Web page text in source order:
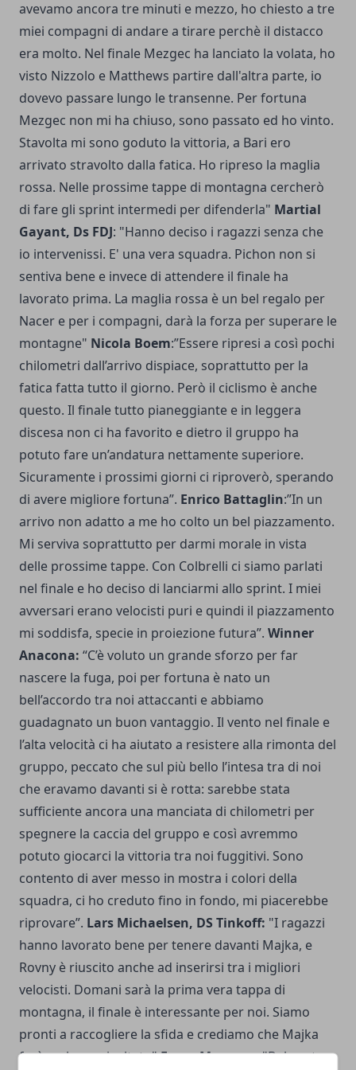
avevamo ancora tre minuti e mezzo, ho chiesto a tre
miei compagni di andare a tirare perchè il distacco
era molto. Nel finale Mezgec ha lanciato la volata, ho
visto Nizzolo e Matthews partire dall'altra parte, io
dovevo passare lungo le transenne. Per fortuna
Mezgec non mi ha chiuso, sono passato ed ho vinto.
Stavolta mi sono goduto la vittoria, a Bari ero
arrivato stravolto dalla fatica. Ho ripreso la maglia
rossa. Nelle prossime tappe di montagna cercherò
di fare gli sprint intermedi per difenderla" Martial
Gayant, Ds FDJ: "Hanno deciso i ragazzi senza che
io intervenissi. E' una vera squadra. Pichon non si
sentiva bene e invece di attendere il finale ha
lavorato prima. La maglia rossa è un bel regalo per
Nacer e per i compagni, darà la forza per superare le
montagne" Nicola Boem:”Essere ripresi a così pochi
chilometri dall’arrivo dispiace, soprattutto per la
fatica fatta tutto il giorno. Però il ciclismo è anche
questo. Il finale tutto pianeggiante e in leggera
discesa non ci ha favorito e dietro il gruppo ha
potuto fare un’andatura nettamente superiore.
Sicuramente i prossimi giorni ci riproverò, sperando
di avere migliore fortuna”. Enrico Battaglin:”In un
arrivo non adatto a me ho colto un bel piazzamento.
Mi serviva soprattutto per darmi morale in vista
delle prossime tappe. Con Colbrelli ci siamo parlati
nel finale e ho deciso di lanciarmi allo sprint. I miei
avversari erano velocisti puri e quindi il piazzamento
mi soddisfa, specie in proiezione futura”. Winner
Anacona: “C’è voluto un grande sforzo per far
nascere la fuga, poi per fortuna è nato un
bell’accordo tra noi attaccanti e abbiamo
guadagnato un buon vantaggio. Il vento nel finale e
l’alta velocità ci ha aiutato a resistere alla rimonta del
gruppo, peccato che sul più bello l’intesa tra di noi
che eravamo davanti si è rotta: sarebbe stata
sufficiente ancora una manciata di chilometri per
spegnere la caccia del gruppo e così avremmo
potuto giocarci la vittoria tra noi fuggitivi. Sono
contento di aver messo in mostra i colori della
squadra, ci ho creduto fino in fondo, mi piacerebbe
riprovare”. Lars Michaelsen, DS Tinkoff: "I ragazzi
hanno lavorato bene per tenere davanti Majka, e
Rovny è riuscito anche ad inserirsi tra i migliori
velocisti. Domani sarà la prima vera tappa di
montagna, il finale è interessante per noi. Siamo
pronti a raccogliere la sfida e crediamo che Majka
farà un buon risultato"Frans Maassen: "Bol sente